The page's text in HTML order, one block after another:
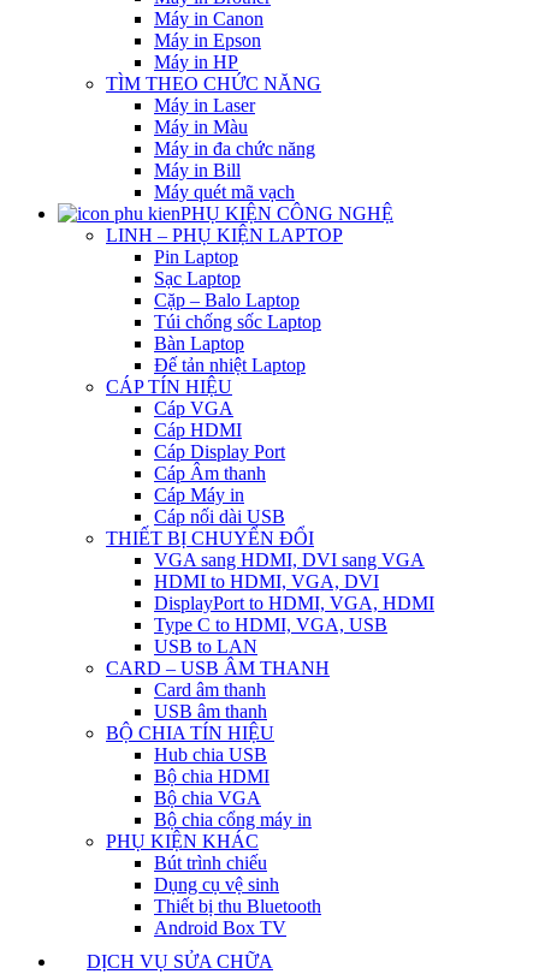
Máy in Canon
Máy in Epson
Máy in HP
TÌM THEO CHỨC NĂNG
Máy in Laser
Máy in Màu
Máy in đa chức năng
Máy in Bill
Máy quét mã vạch
PHỤ KIỆN CÔNG NGHỆ
LINH – PHỤ KIỆN LAPTOP
Pin Laptop
Sạc Laptop
Cặp – Balo Laptop
Túi chống sốc Laptop
Bàn Laptop
Đế tản nhiệt Laptop
CÁP TÍN HIỆU
Cáp VGA
Cáp HDMI
Cáp Display Port
Cáp Âm thanh
Cáp Máy in
Cáp nối dài USB
THIẾT BỊ CHUYỂN ĐỔI
VGA sang HDMI, DVI sang VGA
HDMI to HDMI, VGA, DVI
DisplayPort to HDMI, VGA, HDMI
Type C to HDMI, VGA, USB
USB to LAN
CARD – USB ÂM THANH
Card âm thanh
USB âm thanh
BỘ CHIA TÍN HIỆU
Hub chia USB
Bộ chia HDMI
Bộ chia VGA
Bộ chia cổng máy in
PHỤ KIỆN KHÁC
Bút trình chiếu
Dụng cụ vệ sinh
Thiết bị thu Bluetooth
Android Box TV
DỊCH VỤ SỬA CHỮA